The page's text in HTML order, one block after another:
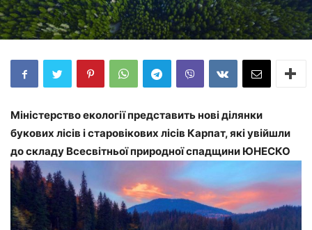
Міністерство екології представить нові ділянки
букових лісів і старовікових лісів Карпат, які увійшли
до складу Всесвітньої природної спадщини ЮНЕСКО